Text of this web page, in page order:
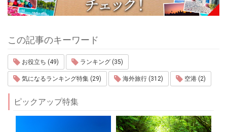
この記事のキーワード
お役立ち (49) ランキング (35)
気になるランキング特集 (29) 海外旅行 (312) 空港 (2)
ピックアップ特集